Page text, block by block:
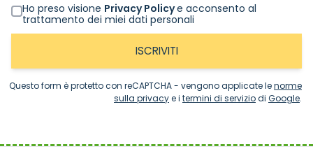
Ho preso visione Privacy Policye acconsento al
trattamento dei miei dati personali
ISCRIVITI
Questo form è protetto con reCAPTCHA - vengono applicate lenorme
sulla privacye i termini di serviziodi Google.